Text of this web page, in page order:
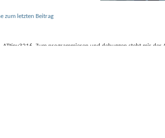
Zum programmieren und debuggen steht mir der
mit alte GameBoyspielen, der GameBoy Camera und zwei